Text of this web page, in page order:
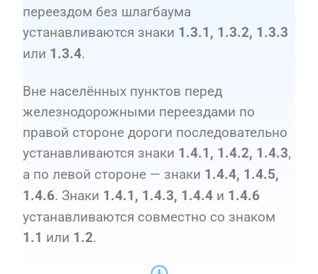
переездом без шлагбаума
устанавливаются знаки 1.3.1, 1.3.2, 1.3.3
или 1.3.4.
Вне населённых пунктов перед
железнодорожными переездами по
правой стороне дороги последовательно
устанавливаются знаки 1.4.1, 1.4.2, 1.4.3,
а по левой стороне — знаки 1.4.4, 1.4.5,
1.4.6. Знаки 1.4.1, 1.4.3, 1.4.4 и 1.4.6
устанавливаются совместно со знаком
1.1 или 1.2.